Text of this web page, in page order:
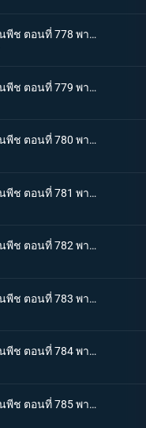
One piece วันพีช ตอนที่ 778 พากย์ไทย ไปเรเวอรี่ รีเบคก้ากับราชอาณาจักรซากุระ
One piece วันพีช ตอนที่ 779 พากย์ไทย ไคโดอีกครั้ง มหันตภัยที่รุกคืบยุคสมัยแห่ง
One piece วันพีช ตอนที่ 780 พากย์ไทย การต่อสู้กับความหิว ลูฟี่กับนายทหารรุ่นใหม่
One piece วันพีช ตอนที่ 781 พากย์ไทย ชายสามคนผู้ยึดมั่น มหกรรมไล่ล่ากลุ่มหมวกฟาง
One piece วันพีช ตอนที่ 782 พากย์ไทย หมัดปีศาจตัดสินชี้ชะตา! ลูฟี่ปะทะแกรนท์!
One piece วันพีช ตอนที่ 783 พากย์ไทย ซันจิกลับบ้าน สู่อาณาจักรของบิ๊กมัม
One piece วันพีช ตอนที่ 784 พากย์ไทย 0 กับ 4 เผชิญหน้า ! เจอร์ม่า 66
One piece วันพีช ตอนที่ 785 พากย์ไทย วิกฤตพิษร้าย ลูฟี่กับเรจู